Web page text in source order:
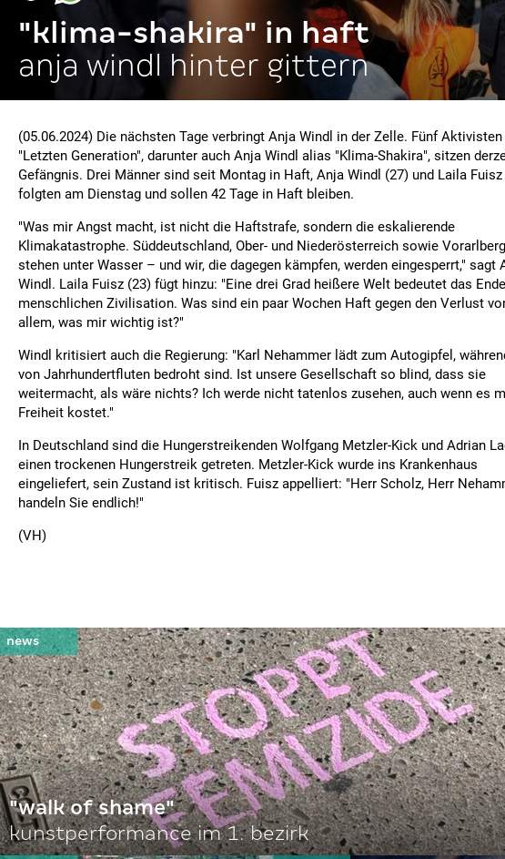
"klima-shakira" in haft
anja windl hinter gittern
(05.06.2024) Die nächsten Tage verbringt Anja Windl in der Zelle. Fünf Aktivisten
"Letzten Generation", darunter auch Anja Windl alias "Klima-Shakira", sitzen
Gefängnis. Drei Männer sind seit Montag in Haft, Anja Windl (27) und Laila Fuisz
folgten am Dienstag und sollen 42 Tage in Haft bleiben.
"Was mir Angst macht, ist nicht die Haftstrafe, sondern die eskalierende
Klimakatastrophe. Süddeutschland, Ober- und Niederösterreich sowie Vorarlberg
stehen unter Wasser – und wir, die dagegen kämpfen, werden eingesperrt," sagt
Windl. Laila Fuisz (23) fügt hinzu: "Eine drei Grad heißere Welt bedeutet das
menschlichen Zivilisation. Was sind ein paar Wochen Haft gegen den Verlust
allem, was mir wichtig ist?"
Windl kritisiert auch die Regierung: "Karl Nehammer lädt zum Autogipfel,
von Jahrhundertfluten bedroht sind. Ist unsere Gesellschaft so blind, dass sie
weitermacht, als wäre nichts? Ich werde nicht tatenlos zusehen, auch wenn es
Freiheit kostet."
In Deutschland sind die Hungerstreikenden Wolfgang Metzler-Kick und Adrian
einen trockenen Hungerstreik getreten. Metzler-Kick wurde ins Krankenhaus
eingeliefert, sein Zustand ist kritisch. Fuisz appelliert: "Herr Scholz, Herr
handeln Sie endlich!"
(VH)
"walk of shame"
kunstperformance im 1. bezirk